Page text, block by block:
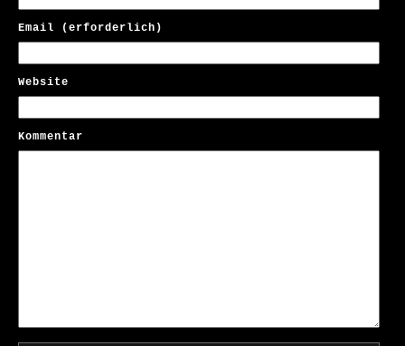
Email (erforderlich)
Website
Kommentar